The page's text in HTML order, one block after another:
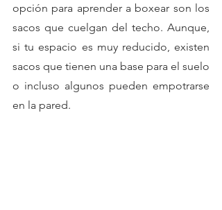
opción para aprender a boxear son los
sacos que cuelgan del techo. Aunque,
si tu espacio es muy reducido, existen
sacos que tienen una base para el suelo
o incluso algunos pueden empotrarse
en la pared.